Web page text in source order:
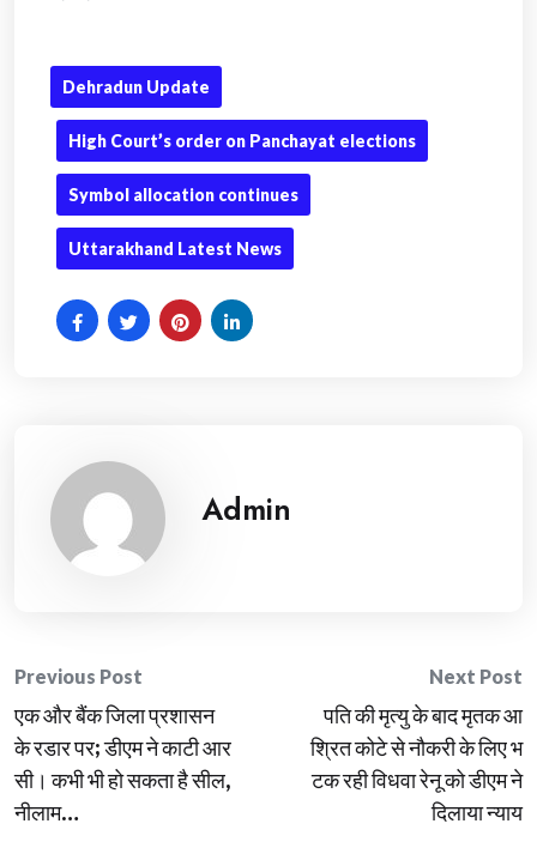
Dehradun Update
High Court’s order on Panchayat elections
Symbol allocation continues
Uttarakhand Latest News
Admin
Post
navigation
Previous Post
एक और बैंक जिला प्रशासन
के रडार पर; डीएम ने काटी आर
सी। कभी भी हो सकता है सील,
नीलाम…
Next Post
पति की मृत्यु के बाद मृतक आ
श्रित कोटे से नौकरी के लिए भ
टक रही विधवा रेनू को डीएम ने
दिलाया न्याय